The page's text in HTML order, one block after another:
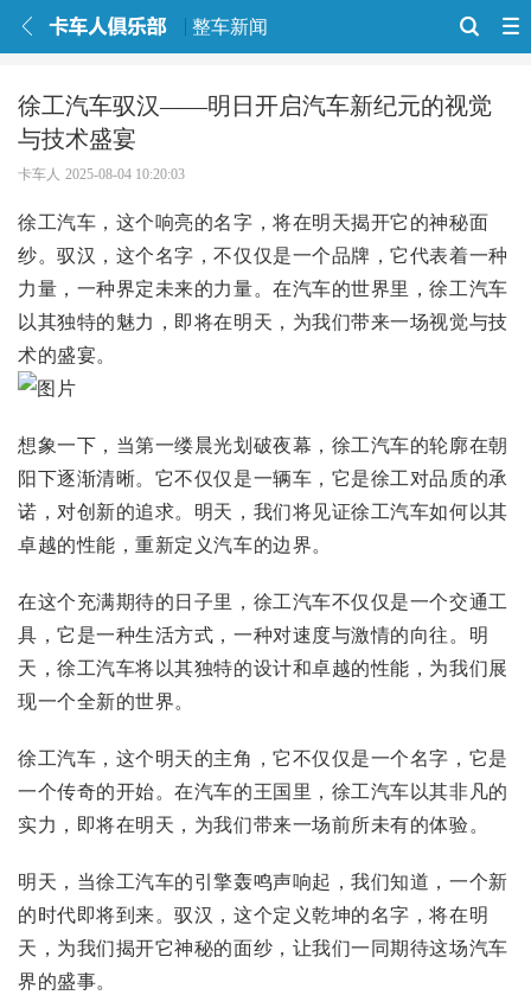
整车新闻
徐工汽车驭汉——明日开启汽车新纪元的视觉
与技术盛宴
卡车人 2025-08-04 10:20:03
徐工汽车，这个响亮的名字，将在明天揭开它的神秘面
纱。驭汉，这个名字，不仅仅是一个品牌，它代表着一种
力量，一种界定未来的力量。在汽车的世界里，徐工汽车
以其独特的魅力，即将在明天，为我们带来一场视觉与技
术的盛宴。
想象一下，当第一缕晨光划破夜幕，徐工汽车的轮廓在朝
阳下逐渐清晰。它不仅仅是一辆车，它是徐工对品质的承
诺，对创新的追求。明天，我们将见证徐工汽车如何以其
卓越的性能，重新定义汽车的边界。
在这个充满期待的日子里，徐工汽车不仅仅是一个交通工
具，它是一种生活方式，一种对速度与激情的向往。明
天，徐工汽车将以其独特的设计和卓越的性能，为我们展
现一个全新的世界。
徐工汽车，这个明天的主角，它不仅仅是一个名字，它是
一个传奇的开始。在汽车的王国里，徐工汽车以其非凡的
实力，即将在明天，为我们带来一场前所未有的体验。
明天，当徐工汽车的引擎轰鸣声响起，我们知道，一个新
的时代即将到来。驭汉，这个定义乾坤的名字，将在明
天，为我们揭开它神秘的面纱，让我们一同期待这场汽车
界的盛事。